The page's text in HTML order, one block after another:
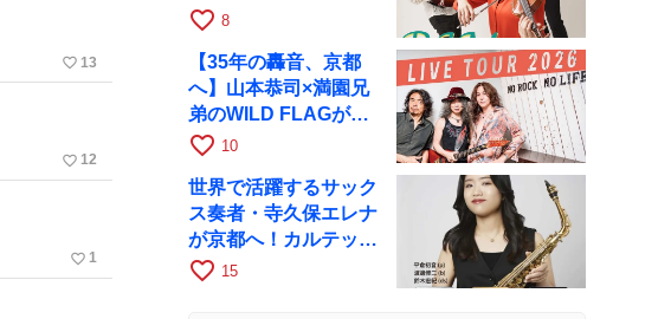
favorite_border 13
favorite_border 12
favorite_border 1
が初全国ツアーで8月
favorite_border 8
【35年の轟音、京都
へ】山本恭司×満園兄
弟のWILD FLAGが8
月6日にRAGでライブ
favorite_border 10
世界で活躍するサック
ス奏者・寺久保エレナ
が京都へ！カルテッ
ト・ツアー京都公演を
favorite_border 15